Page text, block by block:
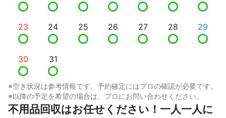
23 24 25 26 27 28 29
30 31
※空き状況は参考情報です。予約確定にはプロの確認が必要です。
※以降の予定を希望の場合は、プロにお問い合わせください。
不用品回収はお任せください！一人一人に